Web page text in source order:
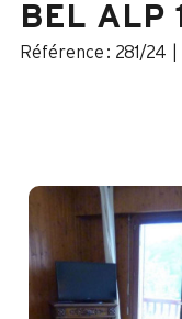
BEL ALP 1
: 281/24